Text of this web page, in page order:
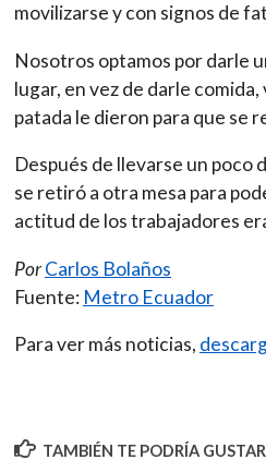
movilizarse y con signos de
Nosotros optamos por darle
lugar, en vez de darle
patada le dieron para que se
Después de llevarse un poco
se retiró a otra mesa para
actitud de los trabajadores
PorCarlos Bolaños
Fuente: Metro Ecuador
Para ver más noticias,
TAMBIÉN TE PODRÍA